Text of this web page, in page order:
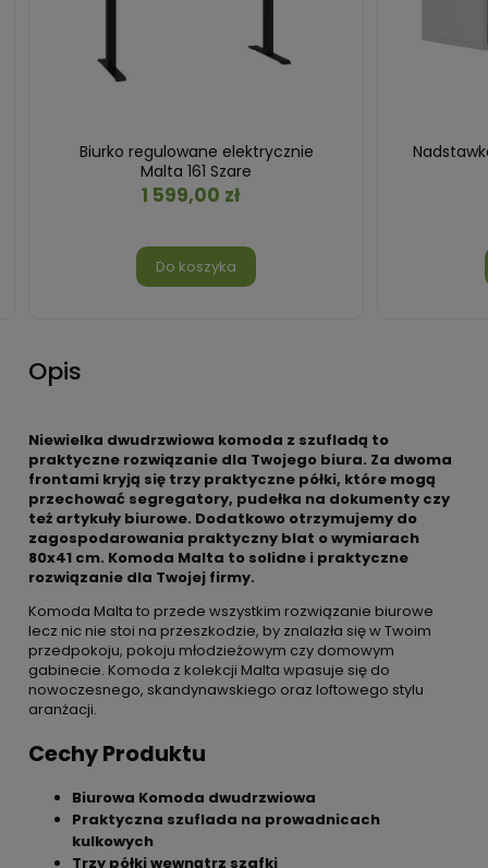
Biurko regulowane elektrycznie
Malta 161 Szare
1 599,00 zł
Do koszyka
Opis
Niewielka dwudrzwiowa komoda z szufladą to
praktyczne rozwiązanie dla Twojego biura. Za dwoma
frontami kryją się trzy praktyczne półki, które mogą
przechować segregatory, pudełka na dokumenty czy
też artykuły biurowe. Dodatkowo otrzymujemy do
zagospodarowania praktyczny blat o wymiarach
80x41 cm. Komoda Malta to solidne i praktyczne
rozwiązanie dla Twojej firmy.
Komoda Malta to przede wszystkim rozwiązanie biurowe
lecz nic nie stoi na przeszkodzie, by znalazła się w Twoim
przedpokoju, pokoju młodzieżowym czy domowym
gabinecie. Komoda z kolekcji Malta wpasuje się do
nowoczesnego, skandynawskiego oraz loftowego stylu
aranżacji.
Cechy Produktu
Biurowa Komoda dwudrzwiowa
Praktyczna szuflada na prowadnicach
kulkowych
Trzy półki wewnątrz szafki